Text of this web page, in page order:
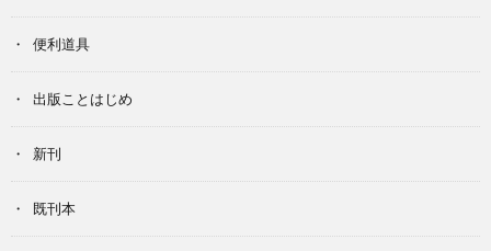
便利道具
出版ことはじめ
新刊
既刊本